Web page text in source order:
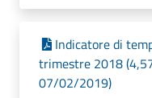
Indicatore di
trimestre 2018
07/02/2019)